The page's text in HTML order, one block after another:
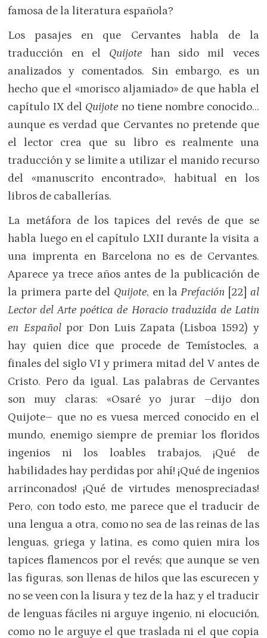
famosa de la literatura española?
Los pasajes en que Cervantes habla de la
traducción en el Quijote han sido mil veces
analizados y comentados. Sin embargo, es un
hecho que el «morisco aljamiado» de que habla el
capítulo IX del Quijote no tiene nombre conocido…
aunque es verdad que Cervantes no pretende que
el lector crea que su libro es realmente una
traducción y se limite a utilizar el manido recurso
del «manuscrito encontrado», habitual en los
libros de caballerías.
La metáfora de los tapices del revés de que se
habla luego en el capítulo LXII durante la visita a
una imprenta en Barcelona no es de Cervantes.
Aparece ya trece años antes de la publicación de
la primera parte del Quijote, en laPrefación [22] al
Lector del Arte poética de Horacio traduzida de Latin
en Españolpor Don Luis Zapata (Lisboa 1592) y
hay quien dice que procede de Temístocles, a
finales del siglo VI y primera mitad del V antes de
Cristo. Pero da igual. Las palabras de Cervantes
son muy claras: «Osaré yo jurar –dijo don
Quijote– que no es vuesa merced conocido en el
mundo, enemigo siempre de premiar los floridos
ingenios ni los loables trabajos, ¡Qué de
habilidades hay perdidas por ahí! ¡Qué de ingenios
arrinconados! ¡Qué de virtudes menospreciadas!
Pero, con todo esto, me parece que el traducir de
una lengua a otra, como no sea de las reinas de las
lenguas, griega y latina, es como quien mira los
tapices flamencos por el revés; que aunque se ven
las figuras, son llenas de hilos que las escurecen y
no se veen con la lisura y tez de la haz; y el traducir
de lenguas fáciles ni arguye ingenio, ni elocución,
como no le arguye el que traslada ni el que copia